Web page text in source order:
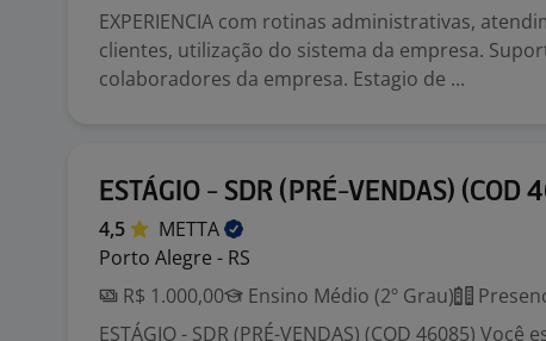
EXPERIENCIA com rotinas administrativas,
clientes, utilização do sistema da empresa.
colaboradores da empresa. Estagio de ...
ESTÁGIO - SDR (PRÉ-VENDAS) (COD
4,5
METTA
Porto Alegre - RS
R$ 1.000,00
Ensino Médio (2º Grau)
ESTÁGIO - SDR (PRÉ-VENDAS) (COD 46085)